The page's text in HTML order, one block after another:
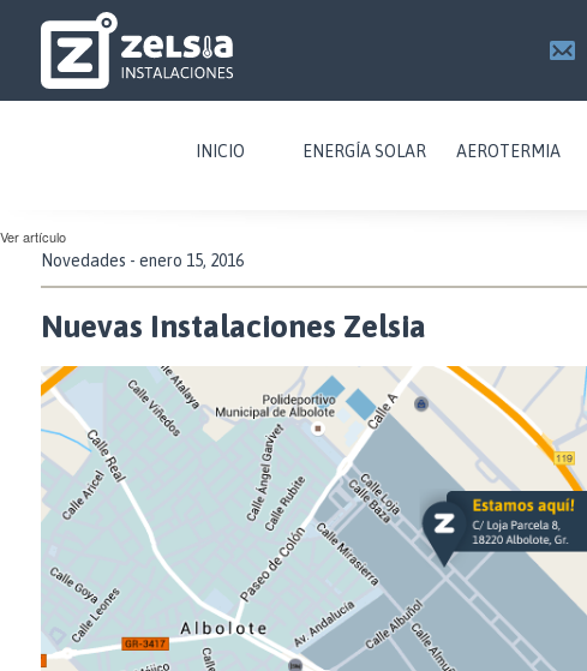
Ver artículo
INICIO ENERGÍA SOLAR AEROTERMIA
Novedades - enero 15, 2016
Nuevas Instalaciones Zelsia